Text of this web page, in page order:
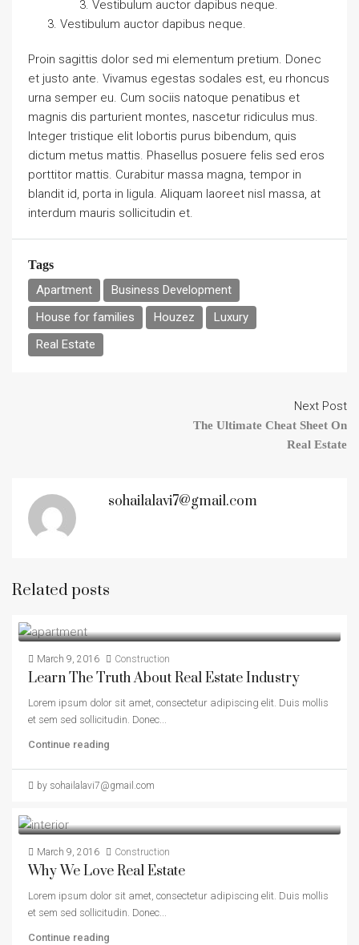
Vestibulum auctor dapibus neque.
Vestibulum auctor dapibus neque.
Proin sagittis dolor sed mi elementum pretium. Donec
et justo ante. Vivamus egestas sodales est, eu rhoncus
urna semper eu. Cum sociis natoque penatibus et
magnis dis parturient montes, nascetur ridiculus mus.
Integer tristique elit lobortis purus bibendum, quis
dictum metus mattis. Phasellus posuere felis sed eros
porttitor mattis. Curabitur massa magna, tempor in
blandit id, porta in ligula. Aliquam laoreet nisl massa, at
interdum mauris sollicitudin et.
Tags
Apartment
Business Development
House for families
Houzez
Luxury
Real Estate
Next Post
The Ultimate Cheat Sheet On
Real Estate
sohailalavi7@gmail.com
Related posts
March 9, 2016 Construction
Learn The Truth About Real Estate Industry
Lorem ipsum dolor sit amet, consectetur adipiscing elit. Duis mollis
et sem sed sollicitudin. Donec...
Continue reading
by sohailalavi7@gmail.com
March 9, 2016 Construction
Why We Love Real Estate
Lorem ipsum dolor sit amet, consectetur adipiscing elit. Duis mollis
et sem sed sollicitudin. Donec...
Continue reading